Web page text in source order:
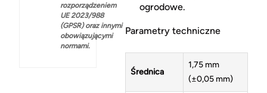
rozporządzeniem
UE 2023/988
(GPSR) oraz innymi
obowiązującymi
normami.
ogrodowe.
Parametry techniczne
Średnica
1,75 mm
(±0,05 mm)